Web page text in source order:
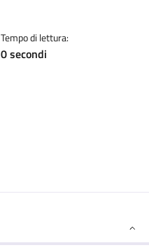
Tempo di lettura:
0 secondi